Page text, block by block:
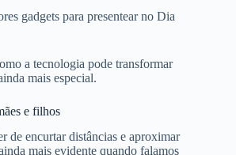
gadgets para presentear no Dia
a tecnologia pode transformar
mais especial.
e filhos
de encurtar distâncias e aproximar
mais evidente quando falamos